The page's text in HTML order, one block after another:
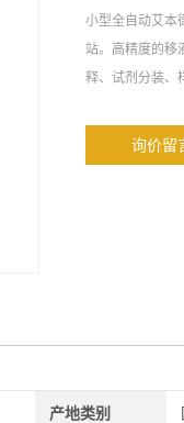
小型全自动艾本
站。高精度的移
释、试剂分装、
询价留
产地类别